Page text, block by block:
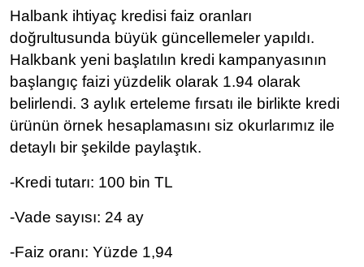
Halbank ihtiyaç kredisi faiz oranları
doğrultusunda büyük güncellemeler yapıldı.
Halkbank yeni başlatılın kredi kampanyasının
başlangıç faizi yüzdelik olarak 1.94 olarak
belirlendi. 3 aylık erteleme fırsatı ile birlikte kredi
ürünün örnek hesaplamasını siz okurlarımız ile
detaylı bir şekilde paylaştık.
-Kredi tutarı: 100 bin TL
-Vade sayısı: 24 ay
-Faiz oranı: Yüzde 1,94